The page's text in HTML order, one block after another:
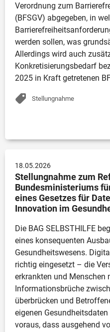
Verordnung zum
(BFSGV) abgegeben, in
werden sollen, was
Allerdings wird auch
Konkretisierungsbedarf
2025 in Kraft getretenen
Stellungnahme
18.05.2026
Stellungnahme zum
Bundesministeriums
eines Gesetzes für
Innovation im
Die BAG SELBSTHILFE
eines konsequenten
Gesundheitswesens.
richtig eingesetzt – die
erkrankten und Menschen
Informationsbrüche
überbrücken und
eigenen
voraus, dass ausgehend